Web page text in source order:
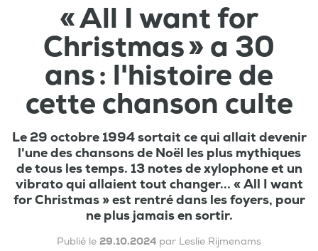
« All I want for
Christmas » a 30
ans : l'histoire de
cette chanson culte
Le 29 octobre 1994 sortait ce qui allait devenir
l'une des chansons de Noël les plus mythiques
de tous les temps. 13 notes de xylophone et un
vibrato qui allaient tout changer... « All I want
for Christmas » est rentré dans les foyers, pour
ne plus jamais en sortir.
Publié le 29.10.2024 par Leslie Rijmenams